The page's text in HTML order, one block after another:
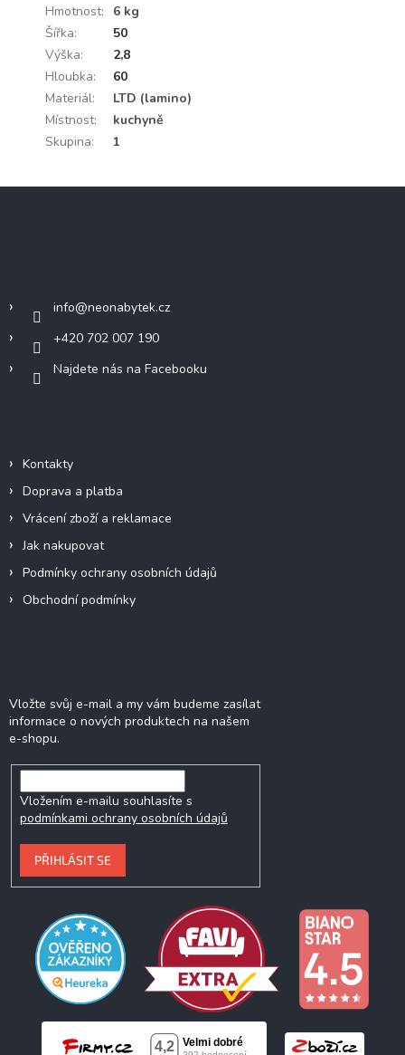
Hmotnost:
6 kg
Šířka:
50
Výška:
2,8
Hloubka:
60
Materiál:
LTD (lamino)
Místnost:
kuchyně
Skupina: 1
info@neonabytek.cz
+420 702 007 190
Najdete nás na Facebooku
Kontakty
Doprava a platba
Vrácení zboží a reklamace
Jak nakupovat
Podmínky ochrany osobních údajů
Obchodní podmínky
Vložte svůj e-mail a my vám budeme zasílat
informace o nových produktech na našem
e-shopu.
Vložením e-mailu souhlasíte s
podmínkami ochrany osobních údajů
PŘIHLÁSIT SE